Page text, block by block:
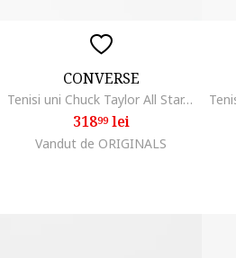
CONVERSE
Tenisi uni Chuck Taylor All Star, Alb/Negru
31899lei
Vandut de ORIGINALS